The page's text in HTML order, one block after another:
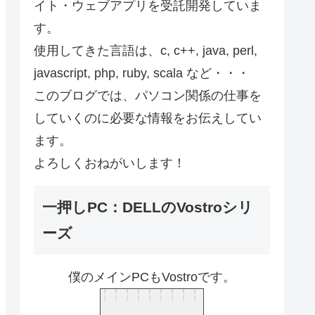
イト・ウェブアプリを受託開発していま
す。
使用してきた言語は、c, c++, java, perl,
javascript, php, ruby, scala など・・・
このブログでは、パソコン関係の仕事を
していくのに必要な情報をお伝えしてい
ます。
よろしくおねがいします！
一押しPC：DELLのVostroシリ
ーズ
僕のメインPCもVostroです。